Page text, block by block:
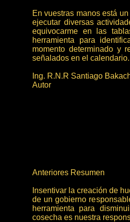
Anteriores Resumen
Insentivar la creación de
de un gobierno
herramienta para
cosecha es nuestra
En vuestras manos está
ejecutar diversas
equivocarme en las
herramienta para
momento determinado y
señalados en el calendario.
Ing. R.N.R Santiago
Autor